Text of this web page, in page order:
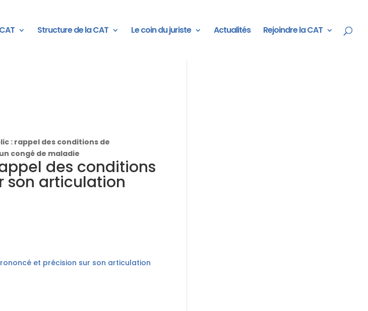
Structure de la CAT Le coin du juriste Actualités Rejoindre la CAT
: rappel des conditions de
congé de maladie
des conditions
son articulation
et précision sur son articulation